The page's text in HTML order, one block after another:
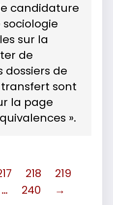
candidature
sur la
de
dossiers de
sont
la page
».
218
219
… 240 →